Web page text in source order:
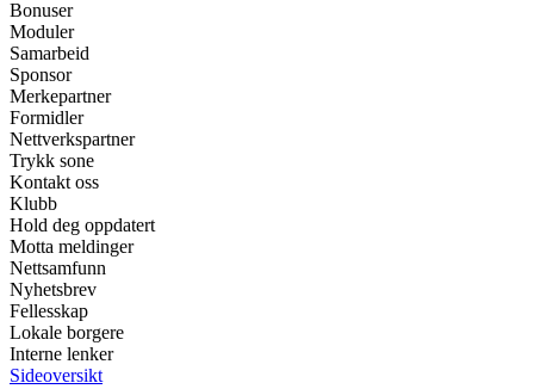
Bonuser
Moduler
Samarbeid
Sponsor
Merkepartner
Formidler
Nettverkspartner
Trykk sone
Kontakt oss
Klubb
Hold deg oppdatert
Motta meldinger
Nettsamfunn
Nyhetsbrev
Fellesskap
Lokale borgere
Interne lenker
Sideoversikt